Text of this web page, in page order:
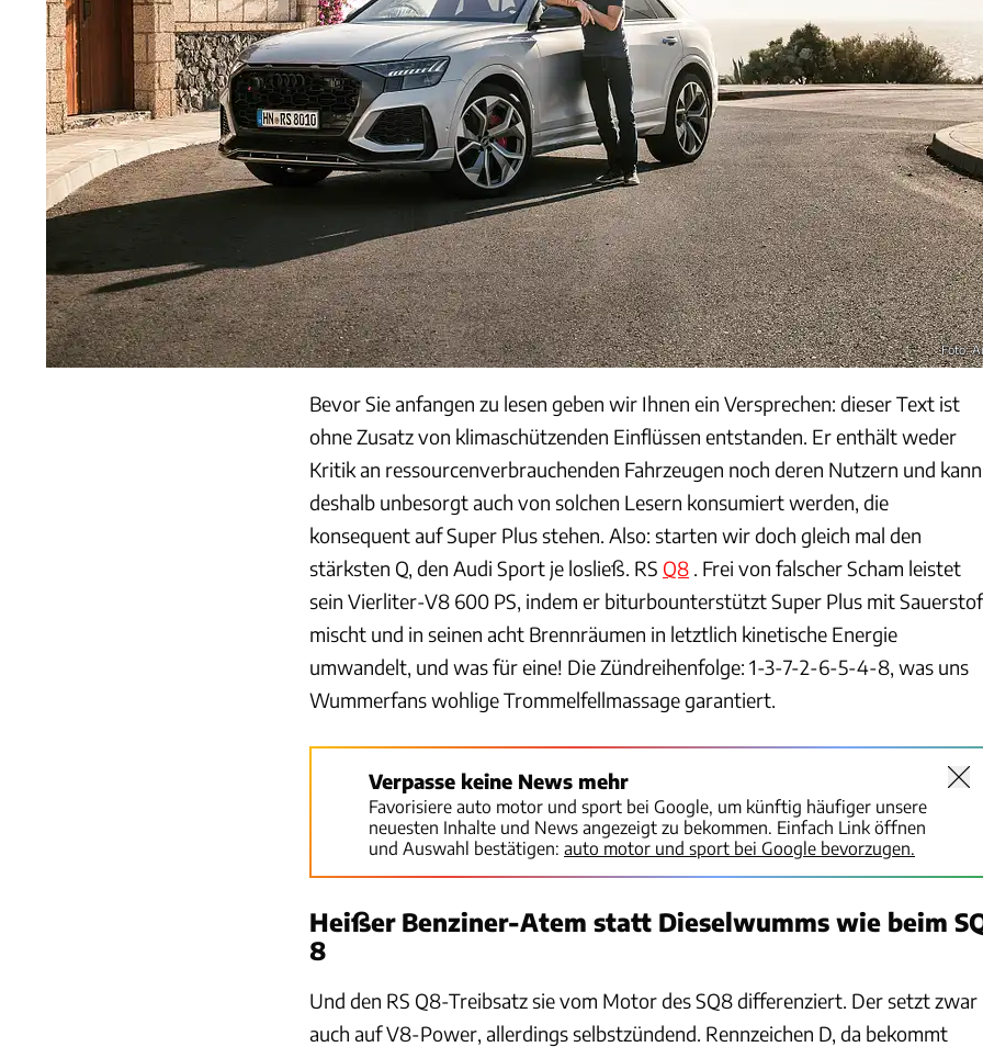
Foto:
Bevor Sie anfangen zu lesen geben wir Ihnen ein Versprechen: dieser Text ist
ohne Zusatz von klimaschützenden Einflüssen entstanden. Er enthält weder
Kritik an ressourcenverbrauchenden Fahrzeugen noch deren Nutzern und kann
deshalb unbesorgt auch von solchen Lesern konsumiert werden, die
konsequent auf Super Plus stehen. Also: starten wir doch gleich mal den
stärksten Q, den Audi Sport je losließ. RS Q8 . Frei von falscher Scham leistet
sein Vierliter-V8 600 PS, indem er biturbounterstützt Super Plus mit
mischt und in seinen acht Brennräumen in letztlich kinetische Energie
umwandelt, und was für eine! Die Zündreihenfolge: 1-3-7-2-6-5-4-8, was uns
Wummerfans wohlige Trommelfellmassage garantiert.
Verpasse keine News mehr
Favorisiere auto motor und sport bei Google, um künftig häufiger unsere
neuesten Inhalte und News angezeigt zu bekommen. Einfach Link öffnen
und Auswahl bestätigen: auto motor und sport bei Google bevorzugen.
Heißer Benziner-Atem statt Dieselwumms wie beim
8
Und den RS Q8-Treibsatz sie vom Motor des SQ8 differenziert. Der setzt zwar
auch auf V8-Power, allerdings selbstzündend. Rennzeichen D, da bekommt